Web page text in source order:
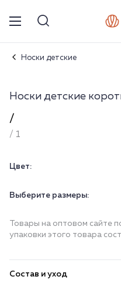
Носки детские
Носки детские
/
/ 1
Цвет:
Выберите размеры:
Товары на оптовом сайте
упаковки этого товара
Состав и уход